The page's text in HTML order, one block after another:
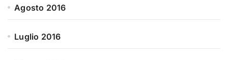
Agosto 2016
Luglio 2016